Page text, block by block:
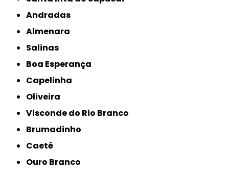
Andradas
Almenara
Salinas
Boa Esperança
Capelinha
Oliveira
Visconde do Rio Branco
Brumadinho
Caeté
Ouro Branco